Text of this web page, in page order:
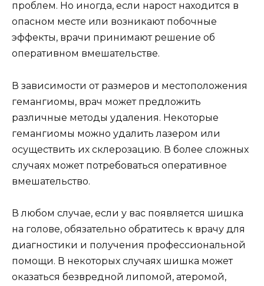
проблем. Но иногда, если нарост находится в
опасном месте или возникают побочные
эффекты, врачи принимают решение об
оперативном вмешательстве.
В зависимости от размеров и местоположения
гемангиомы, врач может предложить
различные методы удаления. Некоторые
гемангиомы можно удалить лазером или
осуществить их склерозацию. В более сложных
случаях может потребоваться оперативное
вмешательство.
В любом случае, если у вас появляется шишка
на голове, обязательно обратитесь к врачу для
диагностики и получения профессиональной
помощи. В некоторых случаях шишка может
оказаться безвредной липомой, атеромой,